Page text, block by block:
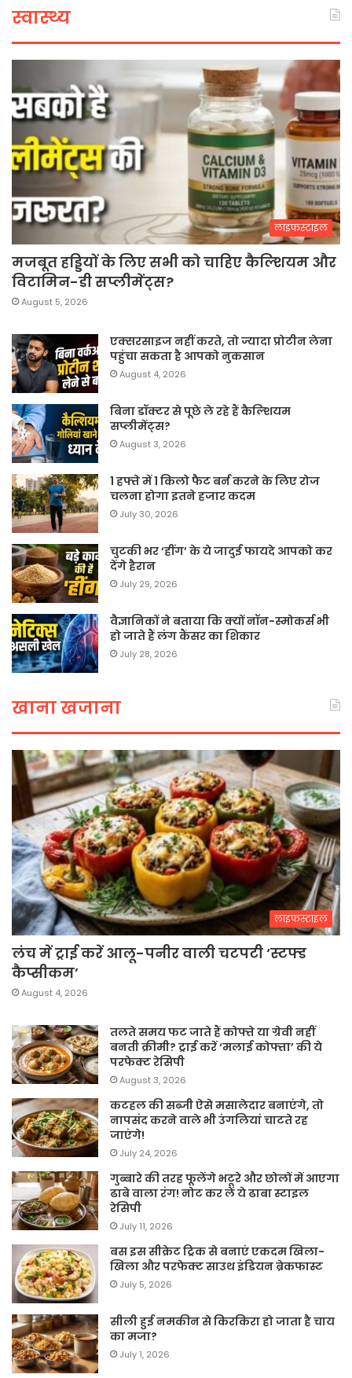
स्वास्थ्य
लाइफस्टाइल
मजबूत हड्डियों के लिए सभी को चाहिए कैल्शियम और
विटामिन-डी सप्लीमेंट्स?
August 5, 2026
एक्सरसाइज नहीं करते, तो ज्यादा प्रोटीन लेना
पहुंचा सकता है आपको नुकसान
August 4, 2026
बिना डॉक्टर से पूछे ले रहे हैं कैल्शियम
सप्लीमेंट्स?
August 3, 2026
1 हफ्ते में 1 किलो फैट बर्न करने के लिए रोज
चलना होगा इतने हजार कदम
July 30, 2026
चुटकी भर ‘हींग’ के ये जादुई फायदे आपको कर
देंगे हैरान
July 29, 2026
वैज्ञानिकों ने बताया कि क्यों नॉन-स्मोकर्स भी
हो जाते हैं लंग कैंसर का शिकार
July 28, 2026
खाना खजाना
लाइफस्टाइल
लंच में ट्राई करें आलू-पनीर वाली चटपटी ‘स्टफ्ड
कैप्सीकम’
August 4, 2026
तलते समय फट जाते हैं कोफ्ते या ग्रेवी नहीं
बनती क्रीमी? ट्राई करें ‘मलाई कोफ्ता’ की ये
परफेक्ट रेसिपी
August 3, 2026
कटहल की सब्जी ऐसे मसालेदार बनाएंगे, तो
नापसंद करने वाले भी उंगलियां चाटते रह
जाएंगे!
July 24, 2026
गुब्बारे की तरह फूलेंगे भटूरे और छोलों में आएगा
ढाबे वाला रंग! नोट कर लें ये ढाबा स्टाइल
रेसिपी
July 11, 2026
बस इस सीक्रेट ट्रिक से बनाएं एकदम खिला-
खिला और परफेक्ट साउथ इंडियन ब्रेकफास्ट
July 5, 2026
सीली हुई नमकीन से किरकिरा हो जाता है चाय
का मजा?
July 1, 2026